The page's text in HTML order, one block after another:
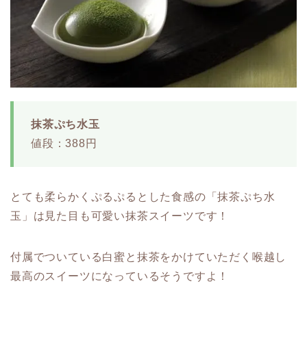
抹茶ぷち水玉
値段：388円
とても柔らかくぷるぷるとした食感の「抹茶ぷち水
玉」は見た目も可愛い抹茶スイーツです！
付属でついている白蜜と抹茶をかけていただく喉越し
最高のスイーツになっているそうですよ！